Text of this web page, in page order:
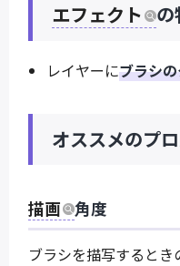
エフェクト の
レイヤーにブラシ
オススメのプ
描画 角度
ブラシを描写すると